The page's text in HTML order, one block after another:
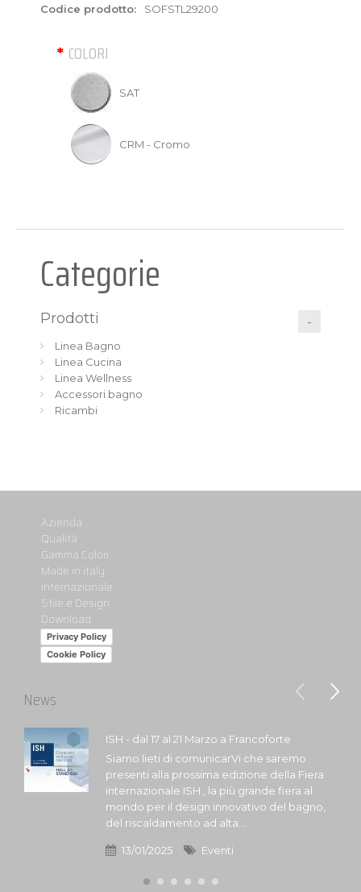
Codice prodotto:
SOFSTL29200
COLORI
SAT
CRM - Cromo
Categorie
Prodotti
Linea Bagno
Linea Cucina
Linea Wellness
Accessori bagno
Ricambi
Azienda
Qualità
Gamma Colori
Made in italy
Internazionale
Stile e Design
Download
Privacy Policy
Cookie Policy
News
ISH - dal 17 al 21 Marzo a Francoforte
Siamo lieti di comunicarVi che saremo
presenti alla prossima edizione della Fiera
internazionale ISH , la più grande fiera al
mondo per il design innovativo del bagno,
del riscaldamento ad alta...
13/01/2025 Eventi